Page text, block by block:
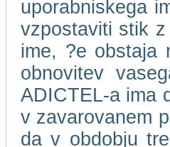
uporabniskega
vzpostaviti stik
ime, ?e obstaja
obnovitev
ADICTEL-a ima
v zavarovanem
da v obdobju